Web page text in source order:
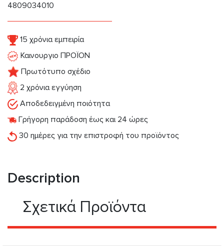
4809034010
15 χρόνια εμπειρία
Καινουργιο ΠΡΟΪΟΝ
Πρωτότυπο σχέδιο
2 χρόνια εγγύηση
Αποδεδειγμένη ποιότητα
Γρήγορη παράδοση έως και 24 ώρες
30 ημέρες για την επιστροφή του προϊόντος
Description
Σχετικά Προϊόντα